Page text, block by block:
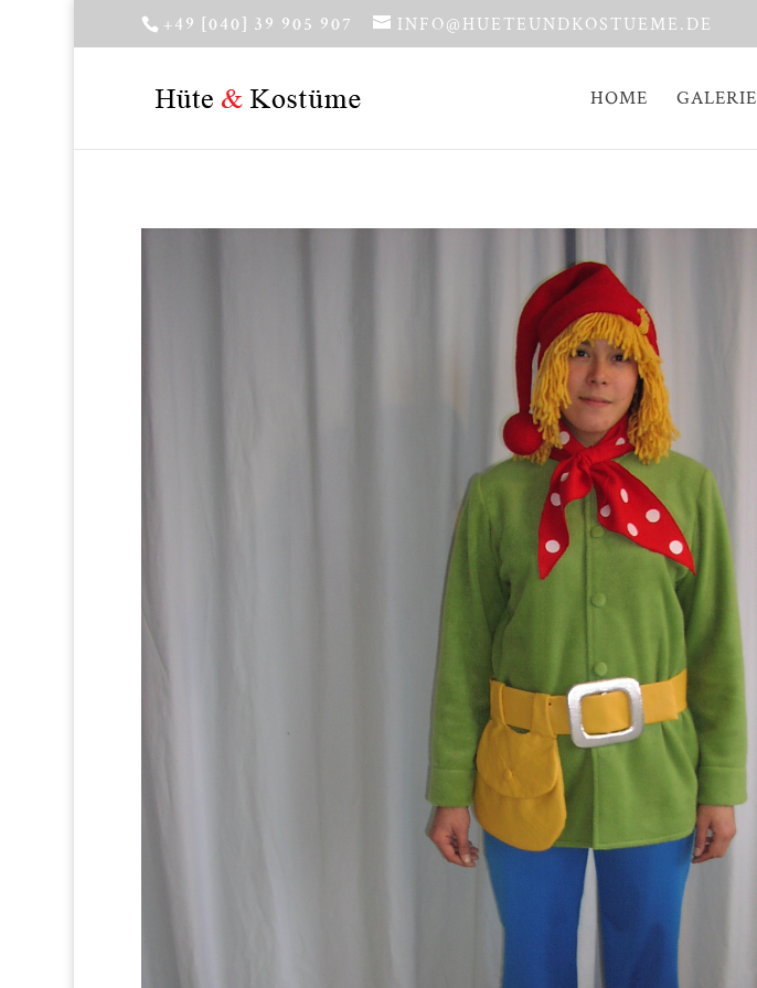
+49 [040] 39 905 907 INFO@HUETEUNDKOSTUEME.DE
HOME GALERIE